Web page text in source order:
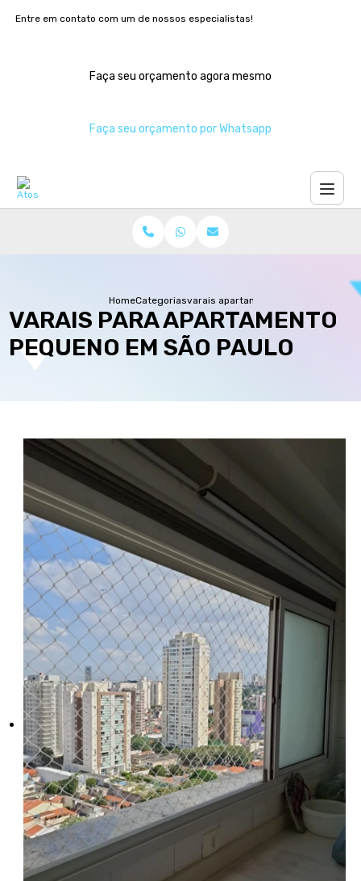
Entre em contato com um de nossos especialistas!
Faça seu orçamento agora mesmo
Faça seu orçamento por Whatsapp
HomeCategoriasvarais apartamento pequeno sao
VARAIS PARA APARTAMENTO
PEQUENO EM SÃO PAULO